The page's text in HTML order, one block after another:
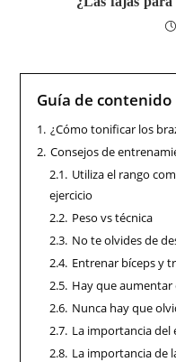
Guía de contenido
1. ¿Cómo tonificar los
2. Consejos de
2.1. Utiliza el rango
ejercicio
2.2. Peso vs técnica
2.3. No te olvides de
2.4. Entrenar bíceps y
2.5. Hay que
2.6. Nunca hay que
2.7. La importancia del
2.8. La importancia de